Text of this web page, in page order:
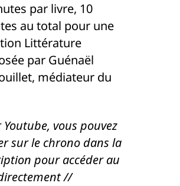
par livre, 10
au total pour une
Littérature
par Guénaël
médiateur du
vous pouvez
sur le chrono dans la
pour accéder au
//